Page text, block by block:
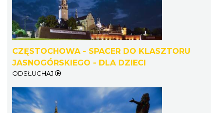
CZĘSTOCHOWA - SPACER DO KLASZTORU
JASNOGÓRSKIEGO - DLA DZIECI
ODSŁUCHAJ